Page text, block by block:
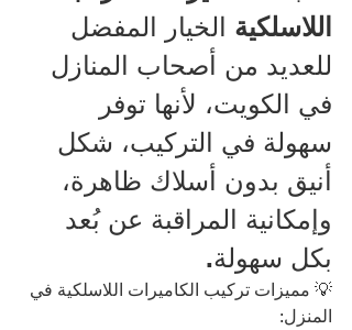
اللاسلكية الخيار المفضل
للعديد من أصحاب المنازل
في الكويت، لأنها توفر
سهولة في التركيب، شكل
أنيق بدون أسلاك ظاهرة،
وإمكانية المراقبة عن بُعد
بكل سهولة.
💡 مميزات تركيب الكاميرات اللاسلكية في
المنزل: